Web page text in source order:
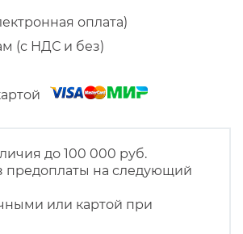
оплата)
(с НДС и без)
до 100 000 руб.
предоплаты на следующий
или картой при